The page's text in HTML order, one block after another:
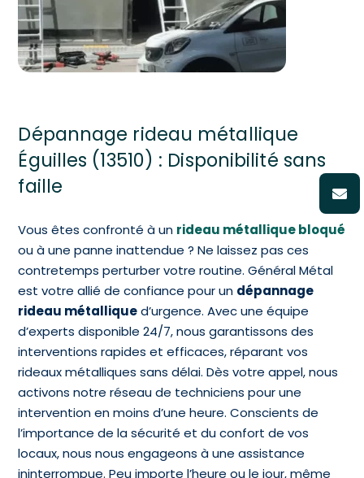
Dépannage rideau métallique
Éguilles (13510) : Disponibilité sans
faille
Vous êtes confronté à un rideau métallique bloqué
ou à une panne inattendue ? Ne laissez pas ces
contretemps perturber votre routine. Général Métal
est votre allié de confiance pour un dépannage
rideau métalliqued’urgence. Avec une équipe
d’experts disponible 24/7, nous garantissons des
interventions rapides et efficaces, réparant vos
rideaux métalliques sans délai. Dès votre appel, nous
activons notre réseau de techniciens pour une
intervention en moins d’une heure. Conscients de
l’importance de la sécurité et du confort de vos
locaux, nous nous engageons à une assistance
ininterrompue. Peu importe l’heure ou le jour, même